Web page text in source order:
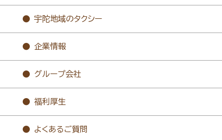
宇陀地域のタクシー
企業情報
グループ会社
福利厚生
よくあるご質問